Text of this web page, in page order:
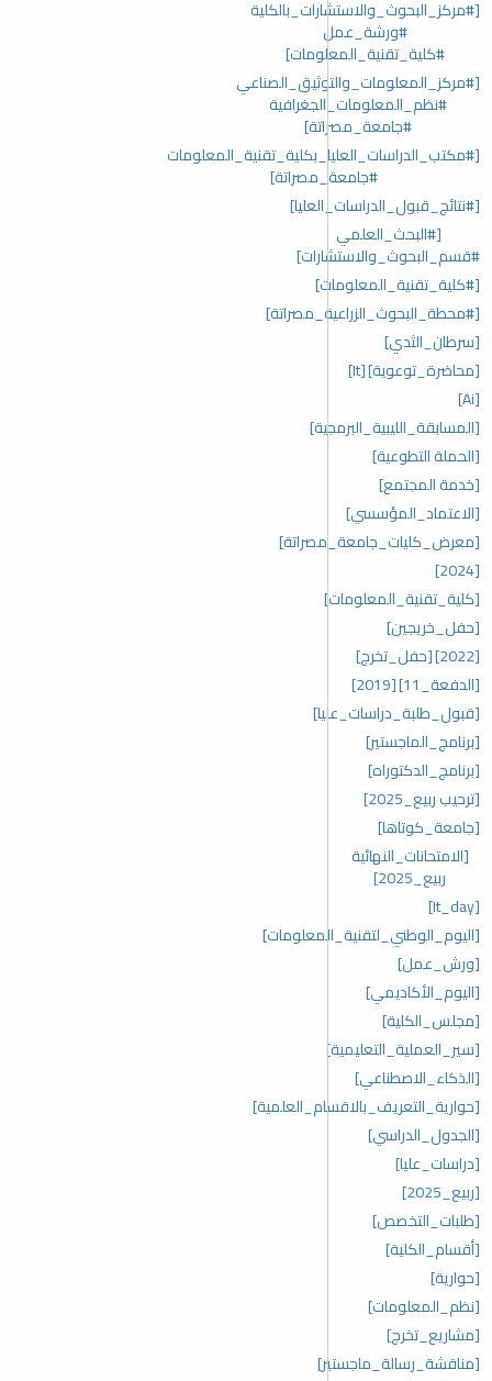
[#مركز_البحوث_والاستشارات_بالكلية
#ورشة_عمل
#كلية_تقنية_المعلومات]
[#مركز_المعلومات_والتوثيق_الصناعي
#نظم_المعلومات_الجغرافية
#جامعة_مصراتة]
[#مكتب_الدراسات_العليا_بكلية_تقنية_المعلومات
#جامعة_مصراتة]
[#نتائج_قبول_الدراسات_العليا]
[#البحث_العلمي
#قسم_البحوث_والاستشارات]
[#كلية_تقنية_المعلومات]
[#محطة_البحوث_الزراعية_مصراتة]
[سرطان_الثدي]
[محاضرة_توعوية][It]
[Ai]
[المسابقة_الليبية_البرمجية]
[الحملة التطوعية]
[خدمة المجتمع]
[الاعتماد_المؤسسي]
[معرض_كليات_جامعة_مصراتة]
[2024]
[كلية_تقنية_المعلومات]
[حفل_خريجين]
[2022]
[حفل_تخرج]
[الدفعة_11]
[2019]
[قبول_طلبة_دراسات_عليا]
[برنامج_الماجستير]
[برنامج_الدكتوراه]
[ترحيب ربيع_2025]
[جامعة_كوتاها]
[الامتحانات_النهائية
ربيع_2025]
[It_day]
[اليوم_الوطني_لتقنية_المعلومات]
[ورش_عمل]
[اليوم_الأكاديمي]
[مجلس_الكلية]
[سير_العملية_التعليمية]
[الذكاء_الاصطناعي]
[حوارية_التعريف_بالاقسام_العلمية]
[الجدول_الدراسي]
[دراسات_عليا]
[ربيع_2025]
[طلبات_التخصص]
[أقسام_الكلية]
[حوارية]
[نظم_المعلومات]
[مشاريع_تخرج]
[مناقشة_رسالة_ماجستير]